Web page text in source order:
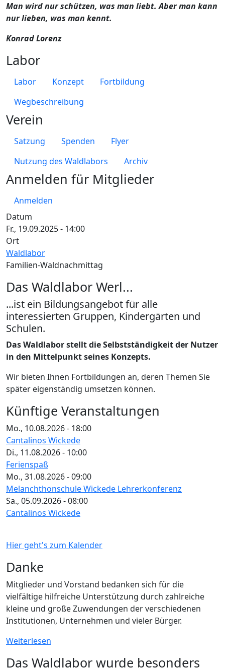
Datum
Fr., 19.09.2025 - 14:00
Ort
Waldlabor
Familien-Waldnachmittag
Man wird nur schützen, was man liebt. Aber man kann
nur lieben, was man kennt.
Konrad Lorenz
Labor
Labor Konzept
Fortbildung
Wegbeschreibung
Verein
Satzung Spenden
Flyer
Nutzung des Waldlabors
Archiv
Anmelden für Mitglieder
Anmelden
Das Waldlabor Werl...
...ist ein Bildungsangebot für alle
interessierten Gruppen, Kindergärten und
Schulen.
Das Waldlabor stellt die Selbstständigkeit der Nutzer
in den Mittelpunkt seines Konzepts.
Wir bieten Ihnen Fortbildungen an, deren Themen Sie
später eigenständig umsetzen können.
Künftige Veranstaltungen
Mo., 10.08.2026 - 18:00
Cantalinos Wickede
Di., 11.08.2026 - 10:00
Ferienspaß
Mo., 31.08.2026 - 09:00
Melanchthonschule Wickede Lehrerkonferenz
Sa., 05.09.2026 - 08:00
Cantalinos Wickede
Hier geht's zum Kalender
Danke
Mitglieder und Vorstand bedanken sich für die
vielfältige hilfreiche Unterstützung durch zahlreiche
kleine und große Zuwendungen der verschiedenen
Institutionen, Unternehmen und vieler Bürger.
Weiterlesen
Das Waldlabor wurde besonders